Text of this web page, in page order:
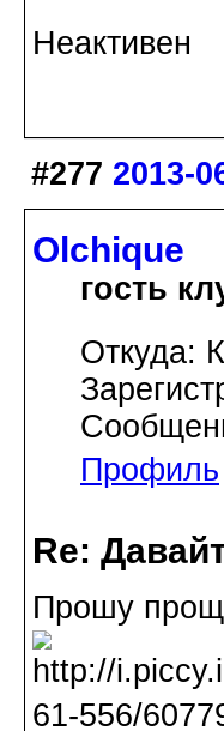
Неактивен
#277 2013-
Olchique
гость
Откуда:
Профиль
Re:
Прошу